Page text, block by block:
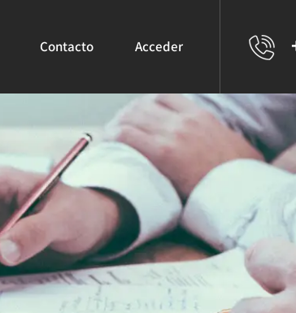
Contacto Acceder